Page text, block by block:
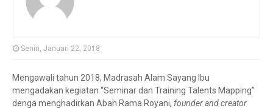
Senin, Januari 22, 2018
Mengawali tahun 2018, Madrasah Alam Sayang Ibu
mengadakan kegiatan “Seminar dan Training Talents Mapping”
denga menghadirkan Abah Rama Royani, founder and creator